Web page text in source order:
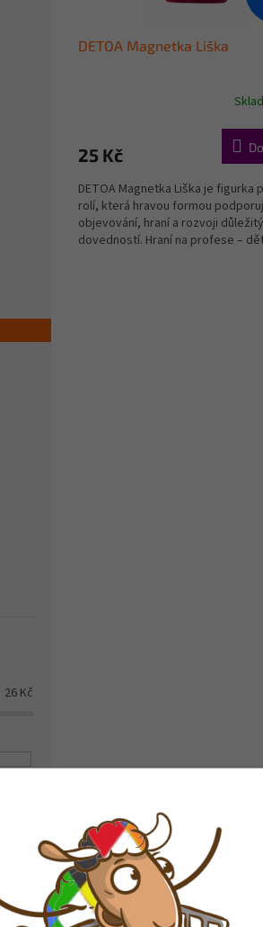
26 Kč
DETOA Magnetka Liška
25 Kč
DETOA Magnetka Liška je figurka
rolí, která hravou formou
objevování, hraní a rozvoji
dovedností. Hraní na profese –